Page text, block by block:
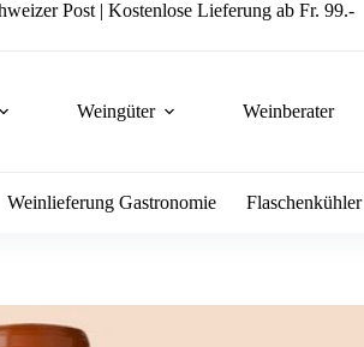
Post | Kostenlose Lieferung ab Fr. 99.-
Weingüter Weinberater
Weinlieferung Gastronomie Flaschenkühler